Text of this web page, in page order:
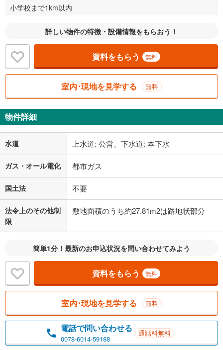
小学校まで1km以内
詳しい物件の特徴・設備情報をもらおう！
資料をもらう 無料
室内･現地を見学する 無料
物件詳細
水道 上水道: 公営、下水道: 本下水
ガス・オール電化 都市ガス
国土法 不要
法令上のその他制
限
敷地面積のうち約27.81m2は路地状部分
簡単1分！最新のお申込状況を問い合わせてみよう
資料をもらう 無料
室内･現地を見学する 無料
電話で問い合わせる
0078-6014-59188
通話料無料